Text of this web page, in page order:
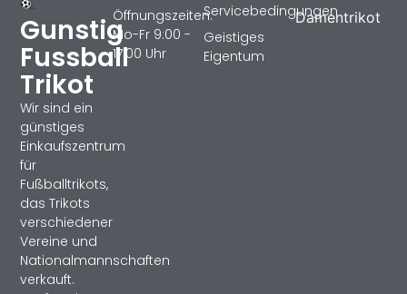
Gunstig
Fussball
Trikot
Wir sind ein
günstiges
Einkaufszentrum
für
Fußballtrikots,
das Trikots
verschiedener
Vereine und
Nationalmannschaften
verkauft.
Damentrikot
Servicebedingungen
Geistiges
Eigentum
Öffnungszeiten:
Mo-Fr 9:00 -
17:00 Uhr